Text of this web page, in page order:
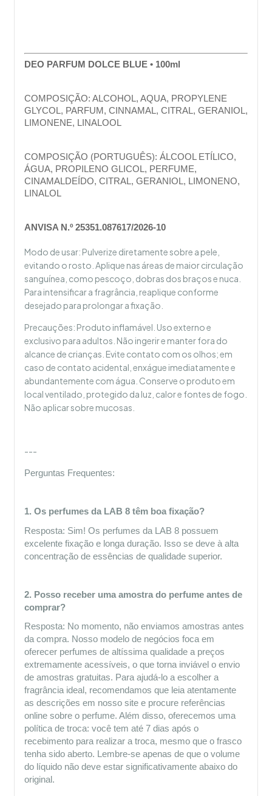
DEO PARFUM DOLCE BLUE • 100ml
COMPOSIÇÃO: ALCOHOL, AQUA, PROPYLENE
GLYCOL, PARFUM, CINNAMAL, CITRAL, GERANIOL,
LIMONENE, LINALOOL
COMPOSIÇÃO (PORTUGUÊS): ÁLCOOL ETÍLICO,
ÁGUA, PROPILENO GLICOL, PERFUME,
CINAMALDEÍDO, CITRAL, GERANIOL, LIMONENO,
LINALOL
ANVISA N.º 25351.087617/2026-10
Modo de usar: Pulverize diretamente sobre a pele,
evitando o rosto. Aplique nas áreas de maior circulação
sanguínea, como pescoço, dobras dos braços e nuca.
Para intensificar a fragrância, reaplique conforme
desejado para prolongar a fixação.
Precauções: Produto inflamável. Uso externo e
exclusivo para adultos. Não ingerir e manter fora do
alcance de crianças. Evite contato com os olhos; em
caso de contato acidental, enxágue imediatamente e
abundantemente com água. Conserve o produto em
local ventilado, protegido da luz, calor e fontes de fogo.
Não aplicar sobre mucosas.
---
Perguntas Frequentes:
1. Os perfumes da LAB 8 têm boa fixação?
Resposta: Sim! Os perfumes da LAB 8 possuem
excelente fixação e longa duração. Isso se deve à alta
concentração de essências de qualidade superior.
2. Posso receber uma amostra do perfume antes de
comprar?
Resposta: No momento, não enviamos amostras antes
da compra. Nosso modelo de negócios foca em
oferecer perfumes de altíssima qualidade a preços
extremamente acessíveis, o que torna inviável o envio
de amostras gratuitas. Para ajudá-lo a escolher a
fragrância ideal, recomendamos que leia atentamente
as descrições em nosso site e procure referências
online sobre o perfume. Além disso, oferecemos uma
política de troca: você tem até 7 dias após o
recebimento para realizar a troca, mesmo que o frasco
tenha sido aberto. Lembre-se apenas de que o volume
do líquido não deve estar significativamente abaixo do
original.